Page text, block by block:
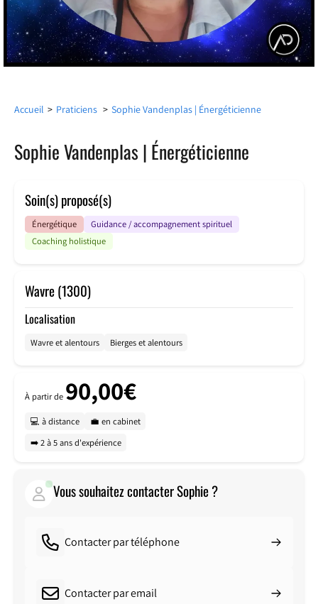
Accueil > Praticiens > Sophie Vandenplas | Énergéticienne
Sophie Vandenplas | Énergéticienne
Soin(s) proposé(s)
Énergétique
Guidance / accompagnement spirituel
Coaching holistique
Wavre (1300)
Localisation
Wavre et alentours Bierges et alentours
À partir de 90,00€
💻 à distance
💼 en cabinet
➡️ 2 à 5 ans d'expérience
Vous souhaitez contacter Sophie ?
Contacter par téléphone
Contacter par email